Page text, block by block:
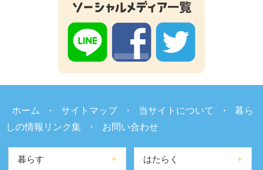
ホーム ・ サイトマップ ・ 当サイトについて ・
暮ら
しの情報リンク集
・ お問い合わせ
暮らす はたらく